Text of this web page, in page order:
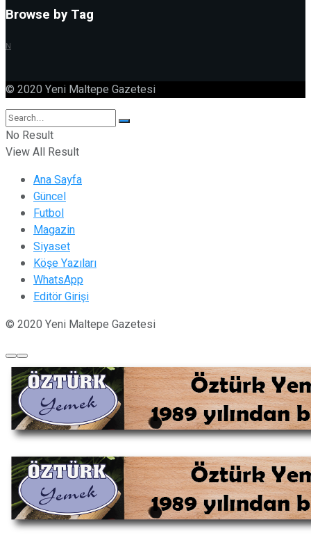
Browse by Tag
N
© 2020 Yeni Maltepe Gazetesi
No Result
View All Result
Ana Sayfa
Güncel
Futbol
Magazin
Siyaset
Köşe Yazıları
WhatsApp
Editör Girişi
© 2020 Yeni Maltepe Gazetesi